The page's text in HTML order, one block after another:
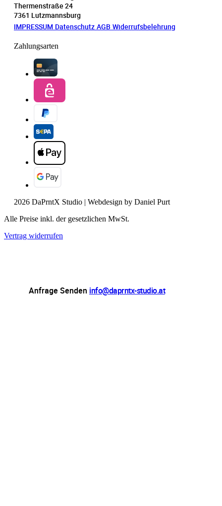
Anfrage Senden info@daprntx-studio.at
Thermenstraße 24
7361 Lutzmannsburg
IMPRESSUM Datenschutz AGB Widerrufsbelehrung
Zahlungsarten
2026 DaPrntX Studio | Webdesign by Daniel Purt
Alle Preise inkl. der gesetzlichen MwSt.
Vertrag widerrufen